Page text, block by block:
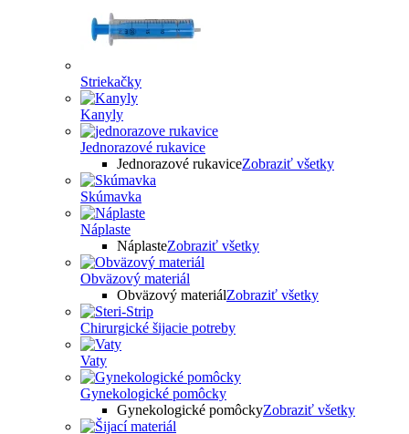
Striekačky
Kanyly
Jednorazové rukavice
Jednorazové rukaviceZobraziť všetky
Skúmavka
Náplaste
NáplasteZobraziť všetky
Obväzový materiál
Obväzový materiálZobraziť všetky
Chirurgické šijacie potreby
Vaty
Gynekologické pomôcky
Gynekologické pomôckyZobraziť všetky